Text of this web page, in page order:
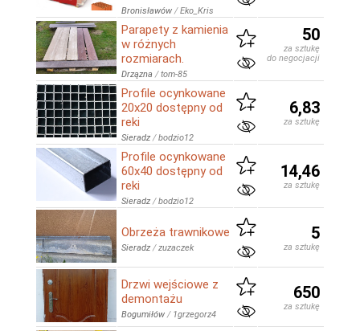
Bronisławów /Eko_Kris
Parapety z kamienia
w różnych
rozmiarach.
Drzązna /tom-85
50
za sztukę
do negocjacji
Profile ocynkowane
20x20 dostępny od
reki
Sieradz /bodzio12
6,83
za sztukę
Profile ocynkowane
60x40 dostępny od
reki
Sieradz /bodzio12
14,46
za sztukę
Obrzeża trawnikowe
Sieradz /zuzaczek
5
za sztukę
Drzwi wejściowe z
demontażu
Bogumiłów / 1grzegorz4
650
za sztukę